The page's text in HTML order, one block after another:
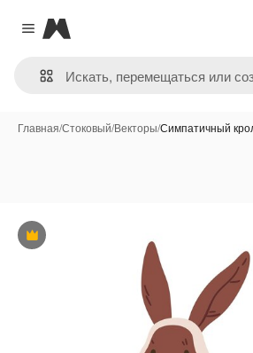
Close menu
Magnific
Главная/Стоковый/Векторы/Симпатичный
Премиум